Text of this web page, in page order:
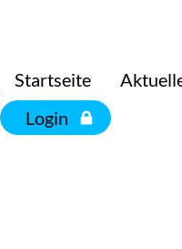
Startseite
Login